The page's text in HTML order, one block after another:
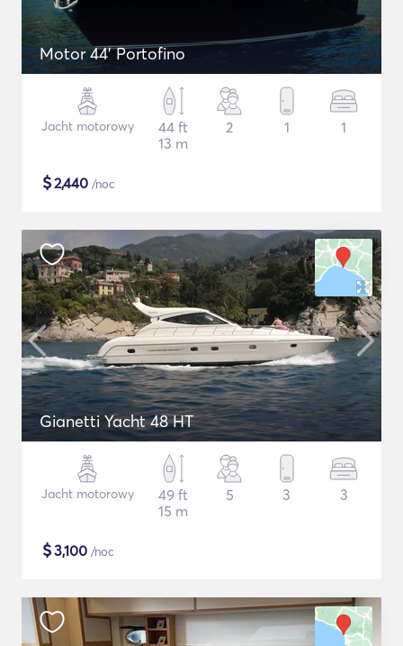
Motor 44' Portofino
Jacht motorowy
44 ft
13 m
2 1 1
$2,440 /noc
Gianetti Yacht 48 HT
Jacht motorowy
49 ft
15 m
5 3 3
$3,100 /noc